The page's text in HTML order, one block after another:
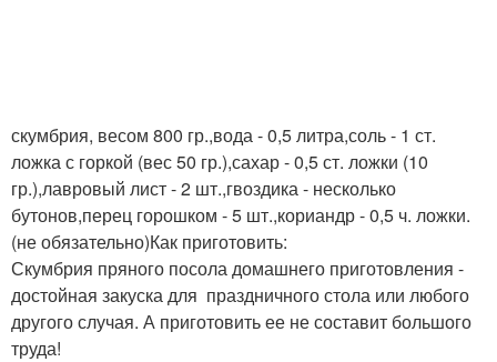
скумбрия, весом 800 гр.,вода - 0,5 литра,соль - 1 ст.
ложка с горкой (вес 50 гр.),сахар - 0,5 ст. ложки (10
гр.),лавровый лист - 2 шт.,гвоздика - несколько
бутонов,перец горошком - 5 шт.,кориандр - 0,5 ч. ложки.
(не обязательно)Как приготовить:
Скумбрия пряного посола домашнего приготовления -
достойная закуска для праздничного стола или любого
другого случая. А приготовить ее не составит большого
труда!